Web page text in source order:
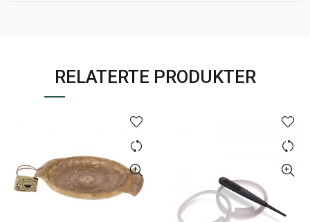
RELATERTE PRODUKTER